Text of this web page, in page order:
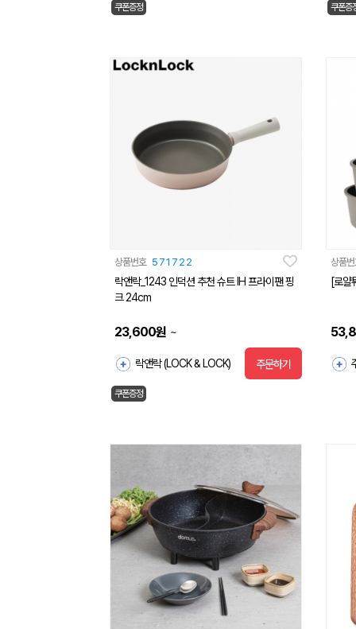
쿠폰증정 쿠폰증
상품번호 571722
락앤락_1243 인덕션 추천 슈트 IH 프라이팬 핑
크 24cm
23,600원 ~
락앤락 (LOCK & LOCK) 주문하기
쿠폰증정
상품
[로얄